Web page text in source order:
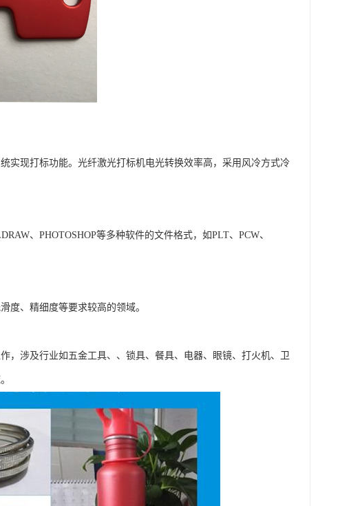
实现打标功能。光纤激光打标机电光转换效率高，采用风冷方式冷
、PHOTOSHOP等多种软件的文件格式，如PLT、PCW、
度、精细度等要求较高的领域。
，涉及行业如五金工具、、锁具、餐具、电器、眼镜、打火机、卫